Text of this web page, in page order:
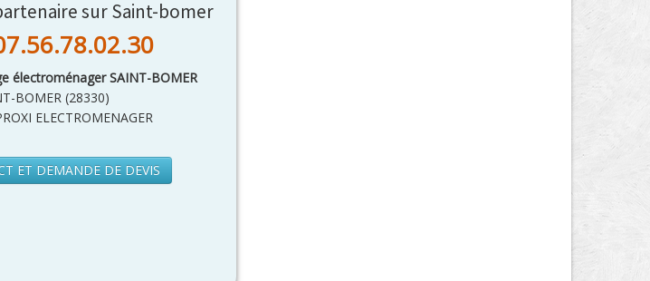
sur Saint-bomer
électroménager SAINT-BOMER
BOMER (28330)
ELECTROMENAGER
ET DEMANDE DE DEVIS